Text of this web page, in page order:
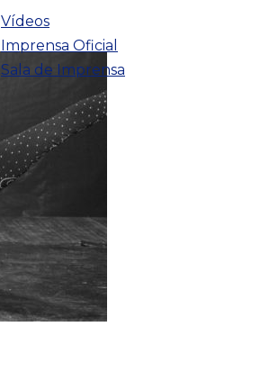
Vídeos
Imprensa Oficial
Sala de Imprensa